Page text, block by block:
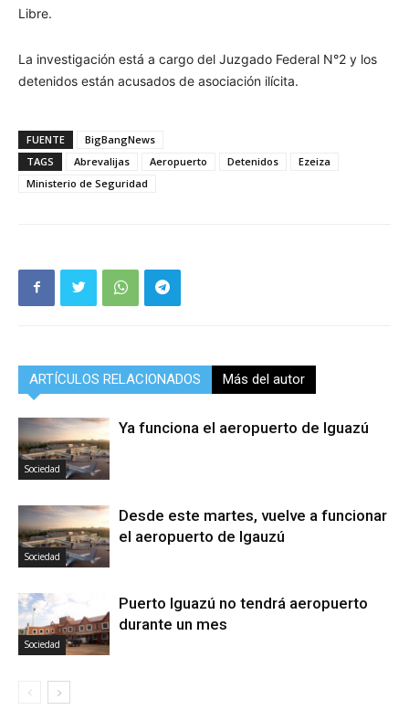
Libre.
La investigación está a cargo del Juzgado Federal N°2 y los
detenidos están acusados de asociación ilícita.
FUENTE
BigBangNews
TAGS
Abrevalijas Aeropuerto Detenidos
Ezeiza
Ministerio de Seguridad
ARTÍCULOS RELACIONADOS Más del autor
Sociedad
Ya funciona el aeropuerto de Iguazú
Sociedad
Desde este martes, vuelve a funcionar
el aeropuerto de Igauzú
Sociedad
Puerto Iguazú no tendrá aeropuerto
durante un mes